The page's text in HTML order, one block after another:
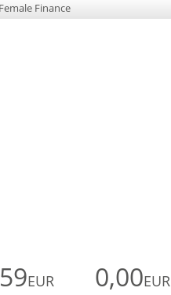
Female Finance
EUR 0,00EUR